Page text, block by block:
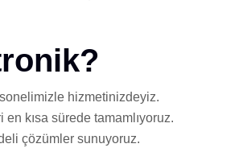
hizmetinizdeyiz.
kısa sürede tamamlıyoruz.
çözümler sunuyoruz.